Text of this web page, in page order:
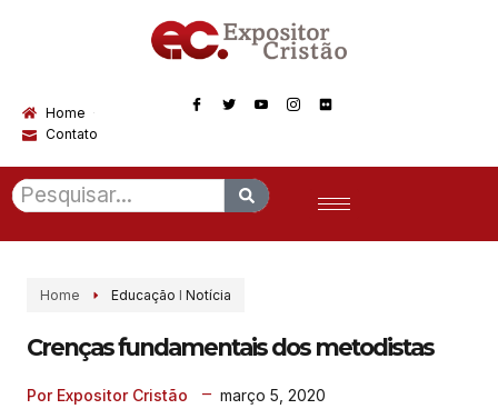
Home
Contato
Home Educação I Notícia
Crenças fundamentais dos metodistas
Por Expositor Cristão março 5, 2020